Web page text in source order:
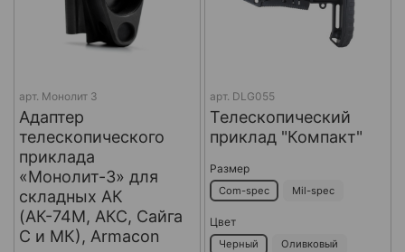
арт. Монолит 3
Адаптер
телескопического
приклада
«Монолит-3» для
складных АК
(АК-74М, АКС, Сайга
С и МК), Armacon
арт. DLG055
Телескопический
приклад "Компакт"
Размер
Com-spec Mil-spec
Цвет
Черный Оливковый